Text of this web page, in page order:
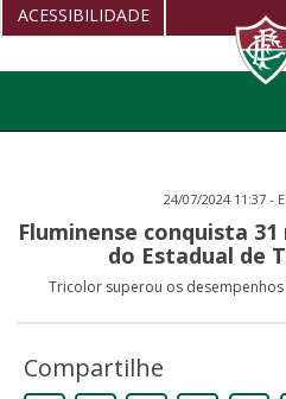
24/07/2024 11:37 -
Fluminense conquista
do Estadual de
Tricolor superou os
Compartilhe
ACESSIBILIDADE